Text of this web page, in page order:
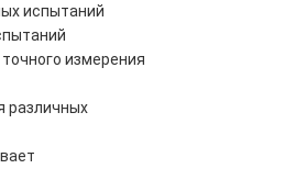
испытаний
измерения
различных